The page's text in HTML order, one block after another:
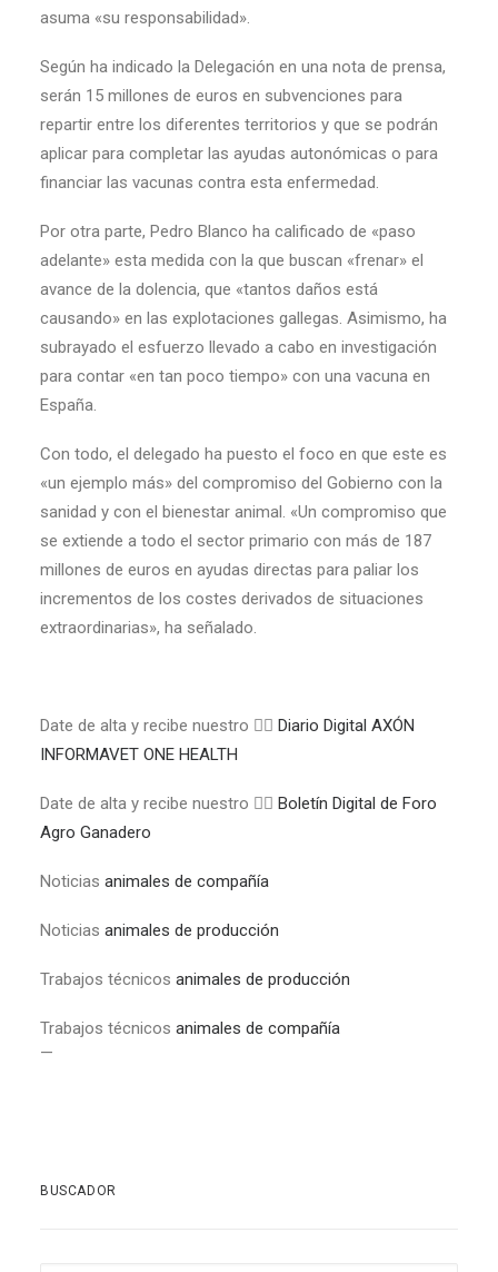
asuma «su responsabilidad».
Según ha indicado la Delegación en una nota de prensa,
serán 15 millones de euros en subvenciones para
repartir entre los diferentes territorios y que se podrán
aplicar para completar las ayudas autonómicas o para
financiar las vacunas contra esta enfermedad.
Por otra parte, Pedro Blanco ha calificado de «paso
adelante» esta medida con la que buscan «frenar» el
avance de la dolencia, que «tantos daños está
causando» en las explotaciones gallegas. Asimismo, ha
subrayado el esfuerzo llevado a cabo en investigación
para contar «en tan poco tiempo» con una vacuna en
España.
Con todo, el delegado ha puesto el foco en que este es
«un ejemplo más» del compromiso del Gobierno con la
sanidad y con el bienestar animal. «Un compromiso que
se extiende a todo el sector primario con más de 187
millones de euros en ayudas directas para paliar los
incrementos de los costes derivados de situaciones
extraordinarias», ha señalado.
Date de alta y recibe nuestro 👉🏼 Diario Digital AXÓN
INFORMAVET ONE HEALTH
Date de alta y recibe nuestro 👉🏼 Boletín Digital de Foro
Agro Ganadero
Noticias animales de compañía
Noticias animales de producción
Trabajos técnicos animales de producción
Trabajos técnicos animales de compañía
—
BUSCADOR